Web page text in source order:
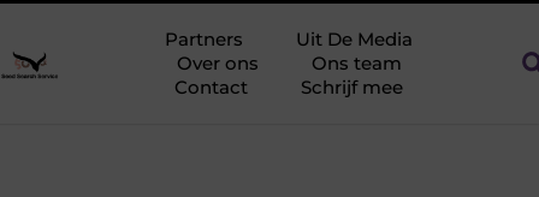
Partners
Uit De Media
Over ons
Ons team
Contact
Schrijf mee